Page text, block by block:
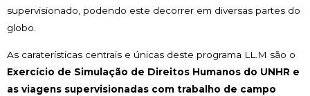
supervisionado, podendo este decorrer em diversas partes do
globo.
As caraterísticas centrais e únicas deste programa LL.M são o
Exercício de Simulação de Direitos Humanos do UNHR e
as viagens supervisionadas com trabalho de campo